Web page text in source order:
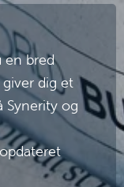
en bred
dig et
Synerity og
- en udfordring,
er en kritisk
og pålidelige
organisationer
til at fungere
så svært, og